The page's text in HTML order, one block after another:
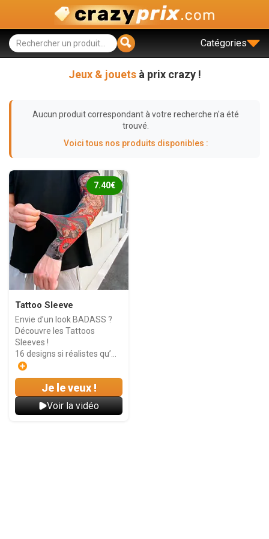
Catégories
Jeux & jouetsà prix crazy !
Aucun produit correspondant à votre recherche n'a été
trouvé.
Voici tous nos produits disponibles :
7.40€
Tattoo Sleeve
Envie d’un look BADASS ?
Découvre les Tattoos
Sleeves !
16 designs si réalistes qu’...
Je le veux !
Voir la vidéo